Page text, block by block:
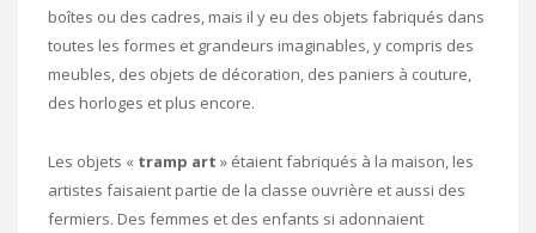
boîtes ou des cadres, mais il y eu des objets fabriqués dans
toutes les formes et grandeurs imaginables, y compris des
meubles, des objets de décoration, des paniers à couture,
des horloges et plus encore.
Les objets « tramp art » étaient fabriqués à la maison, les
artistes faisaient partie de la classe ouvrière et aussi des
fermiers. Des femmes et des enfants si adonnaient